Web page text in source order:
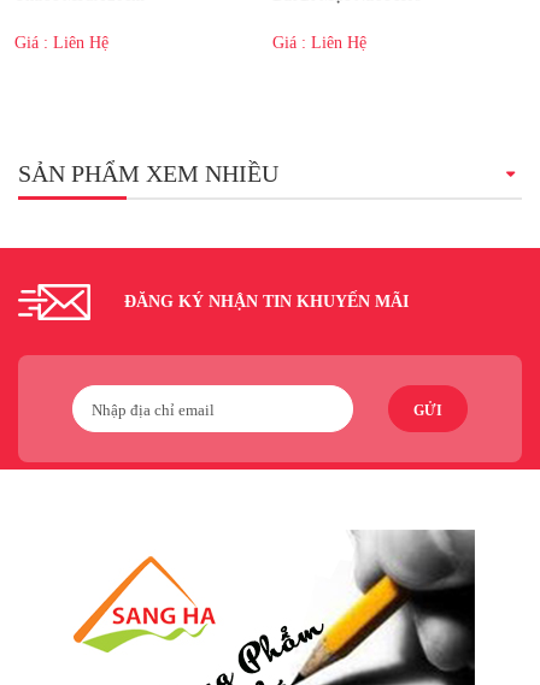
Giá : Liên Hệ Giá : Liên Hệ
SẢN PHẨM XEM NHIỀU
ĐĂNG KÝ NHẬN TIN KHUYẾN MÃI
GỬI